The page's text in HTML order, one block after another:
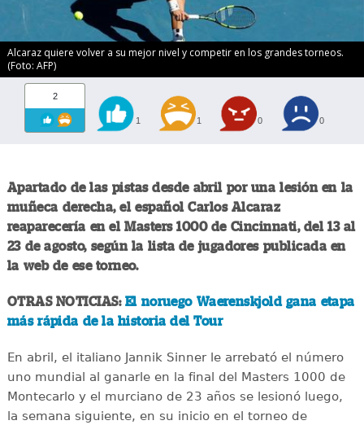
Alcaraz quiere volver a su mejor nivel y competir en los grandes torneos.
(Foto: AFP)
2
1 1 0 0
Apartado de las pistas desde abril por una lesión en la
muñeca derecha, el español Carlos Alcaraz
reaparecería en el Masters 1000 de Cincinnati, del 13 al
23 de agosto, según la lista de jugadores publicada en
la web de ese torneo.
OTRAS NOTICIAS: El noruego Waerenskjold gana etapa
más rápida de la historia del Tour
En abril, el italiano Jannik Sinner le arrebató el número
uno mundial al ganarle en la final del Masters 1000 de
Montecarlo y el murciano de 23 años se lesionó luego,
la semana siguiente, en su inicio en el torneo de